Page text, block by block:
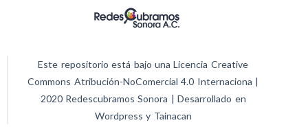
Este repositorio está bajo una Licencia Creative
Commons Atribución-NoComercial 4.0 Internaciona |
2020 Redescubramos Sonora | Desarrollado en
Wordpress y Tainacan